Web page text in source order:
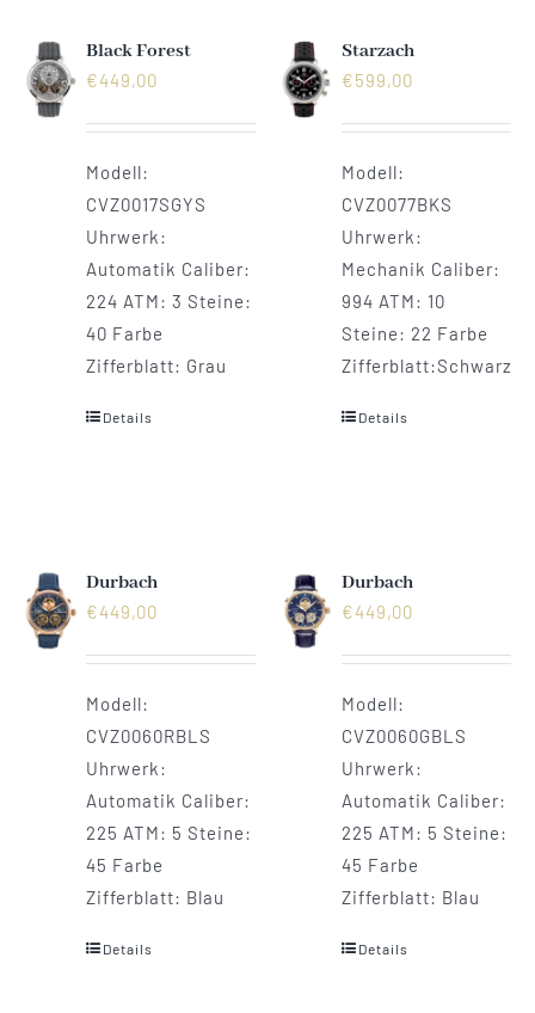
Vertrag widerrufen
Black Forest
€449,00
Modell:
CVZ0017SGYS
Uhrwerk:
Automatik Caliber:
224 ATM: 3 Steine:
40 Farbe
Zifferblatt: Grau
Details
Starzach
€599,00
Modell:
CVZ0077BKS
Uhrwerk:
Mechanik Caliber:
994 ATM: 10
Steine: 22 Farbe
Zifferblatt:Schwarz
Details
Durbach
€449,00
Modell:
CVZ0060RBLS
Uhrwerk:
Automatik Caliber:
225 ATM: 5 Steine:
45 Farbe
Zifferblatt: Blau
Details
Durbach
€449,00
Modell:
CVZ0060GBLS
Uhrwerk:
Automatik Caliber:
225 ATM: 5 Steine:
45 Farbe
Zifferblatt: Blau
Details